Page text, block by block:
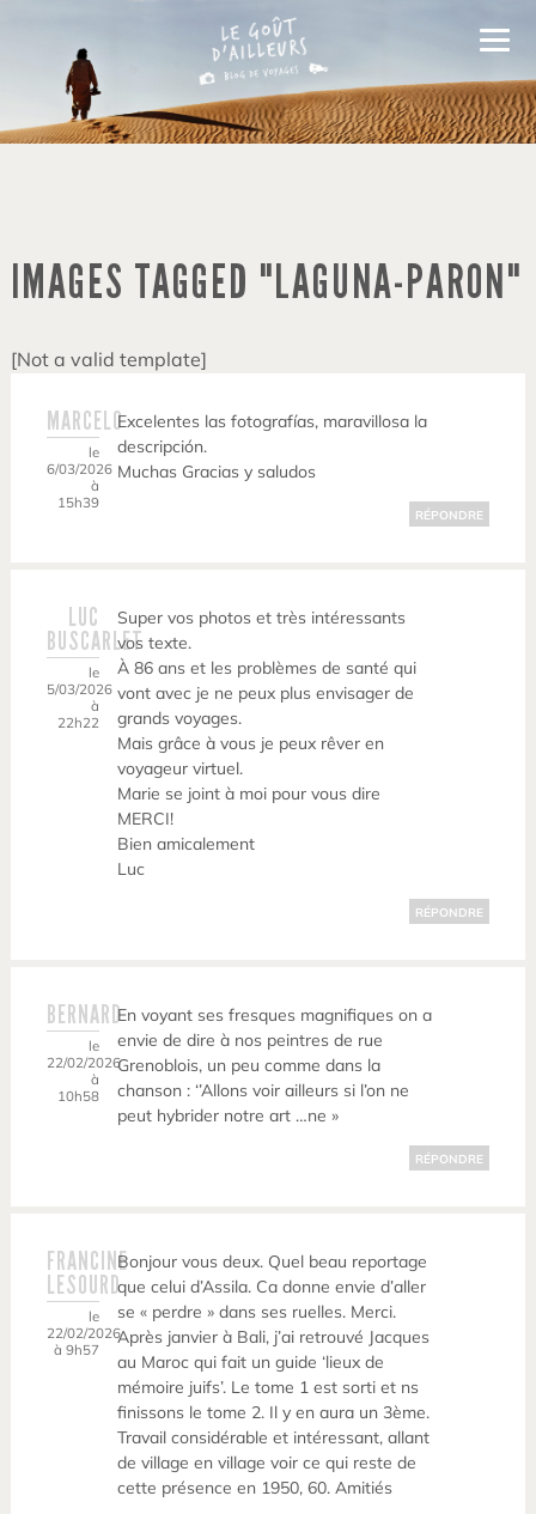
IMAGES TAGGED "LAGUNA-PARON"
[Not a valid template]
MARCELO
le
6/03/2026
à
15h39
Excelentes las fotografías, maravillosa la
descripción.
Muchas Gracias y saludos
RÉPONDRE
LUC
BUSCARLET
le
5/03/2026
à
22h22
Super vos photos et très intéressants
vos texte.
À 86 ans et les problèmes de santé qui
vont avec je ne peux plus envisager de
grands voyages.
Mais grâce à vous je peux rêver en
voyageur virtuel.
Marie se joint à moi pour vous dire
MERCI!
Bien amicalement
Luc
RÉPONDRE
BERNARD
le
22/02/2026
à
10h58
En voyant ses fresques magnifiques on a
envie de dire à nos peintres de rue
Grenoblois, un peu comme dans la
chanson : ‘’Allons voir ailleurs si l’on ne
peut hybrider notre art …ne »
RÉPONDRE
FRANCINE
LESOURD
le
22/02/2026
à 9h57
Bonjour vous deux. Quel beau reportage
que celui d’Assila. Ca donne envie d’aller
se « perdre » dans ses ruelles. Merci.
Après janvier à Bali, j’ai retrouvé Jacques
au Maroc qui fait un guide ‘lieux de
mémoire juifs’. Le tome 1 est sorti et ns
finissons le tome 2. Il y en aura un 3ème.
Travail considérable et intéressant, allant
de village en village voir ce qui reste de
cette présence en 1950, 60. Amitiés